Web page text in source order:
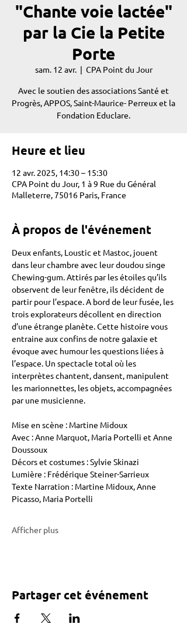
"Chante voie lactée"
par la Cie la Petite
Porte
sam. 12 avr.
  |
CPA Point du Jour
Avec le soutien des associations Santé et
Progrès, APPOS, Saint-Maurice- Perreux et la
Fondation Educlare.
Heure et lieu
12 avr. 2025, 14:30 – 15:30
CPA Point du Jour, 1 à 9 Rue du Général
Malleterre, 75016 Paris, France
À propos de l'événement
Deux enfants, Loustic et Mastoc, jouent
dans leur chambre avec leur doudou singe
Chewing-gum. Attirés par les étoiles qu’ils
observent de leur fenêtre, ils décident de
partir pour l’espace. A bord de leur fusée, les
trois explorateurs décollent en direction
d’une étrange planète. Cette histoire vous
entraine aux confins de notre galaxie et
évoque avec humour les questions liées à
l’espace. Un spectacle total où les
interprètes chantent, dansent, manipulent
les marionnettes, les objets, accompagnées
par une musicienne.
Mise en scène : Martine Midoux
Avec : Anne Marquot, Maria Portelli et Anne
Doussoux
Décors et costumes : Sylvie Skinazi
Lumière : Frédérique Steiner-Sarrieux
Texte Narration : Martine Midoux, Anne
Picasso, Maria Portelli
Afficher plus
Partager cet événement